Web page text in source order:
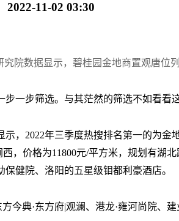
11-02 03:30
院数据显示，碧桂园金地商置观唐位
一步筛选。与其茫然的筛选不如看看
，2022年三季度热搜排名第一的为
，价格为11800元/平方米，规划有湖
健院、洛阳的五星级钼都利豪酒店。
今典·东方府|观澜、港龙·雍河尚院、建